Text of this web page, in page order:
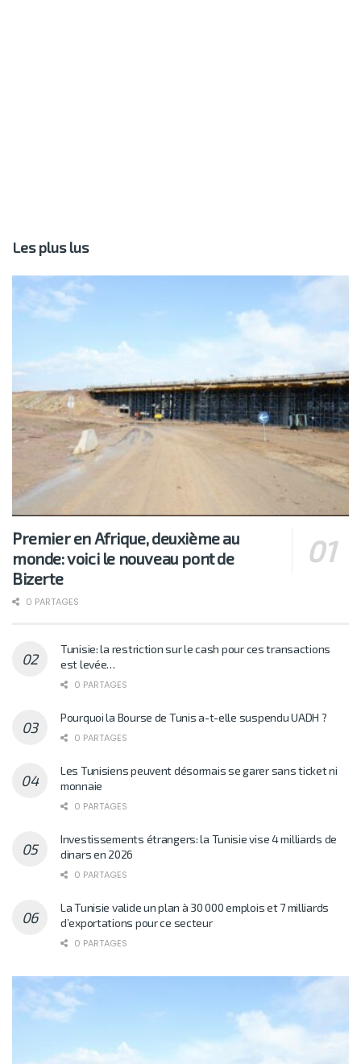
Les plus lus
Premier en Afrique, deuxième au
monde: voici le nouveau pont de
Bizerte
0 PARTAGES
Tunisie: la restriction sur le cash pour ces transactions
est levée…
0 PARTAGES
Pourquoi la Bourse de Tunis a-t-elle suspendu UADH ?
0 PARTAGES
Les Tunisiens peuvent désormais se garer sans ticket ni
monnaie
0 PARTAGES
Investissements étrangers: la Tunisie vise 4 milliards de
dinars en 2026
0 PARTAGES
La Tunisie valide un plan à 30 000 emplois et 7 milliards
d’exportations pour ce secteur
0 PARTAGES